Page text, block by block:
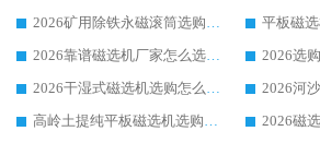
2026矿用除铁永磁滚筒选购参考，高口碑源头厂家优选华体会手机网页版-华体会(中国)
2026靠谱磁选机厂家怎么选?综合实测，众多客户青睐华体会手机网页版-华体会(中国) 设备
2026干湿式磁选机选购怎么选?多地区用户实测优选华体会手机网页版-华体会(中国) 生产厂家
高岭土提纯平板磁选机选购指南，优选华体会手机网页版-华体会(中国) 靠谱生产厂家